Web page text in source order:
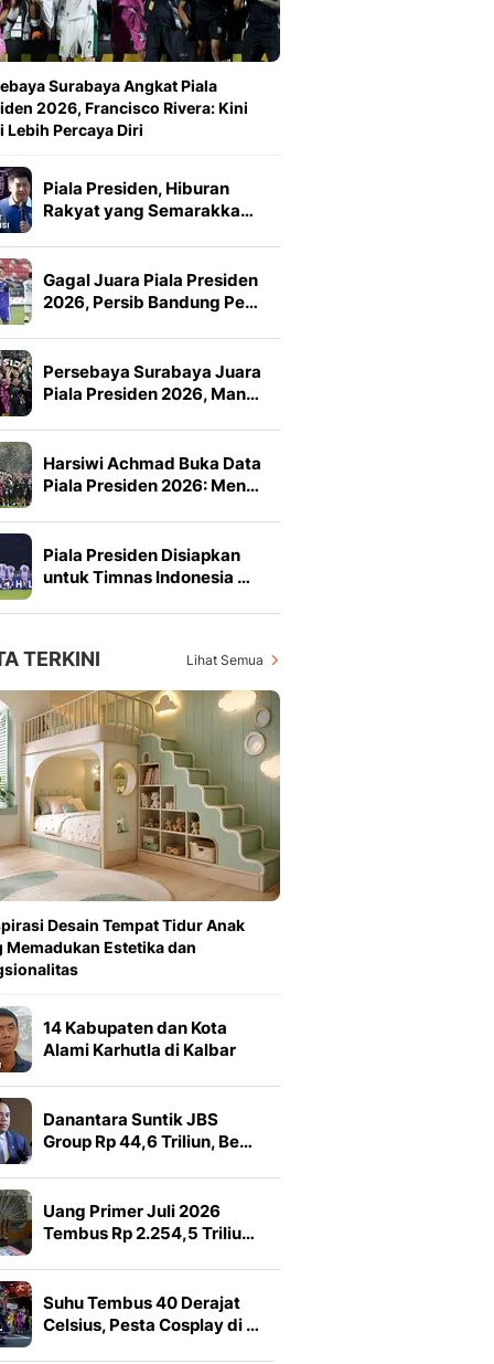
Surabaya Angkat Piala
2026, Francisco Rivera: Kini
Lebih Percaya Diri
Piala Presiden, Hiburan
Rakyat yang Semarakka…
Gagal Juara Piala Presiden
2026, Persib Bandung Pe…
Persebaya Surabaya Juara
Piala Presiden 2026, Man…
Harsiwi Achmad Buka Data
Piala Presiden 2026: Men…
Piala Presiden Disiapkan
untuk Timnas Indonesia …
TERKINI Lihat Semua
Desain Tempat Tidur Anak
Memadukan Estetika dan
14 Kabupaten dan Kota
Alami Karhutla di Kalbar
Danantara Suntik JBS
Group Rp 44,6 Triliun, Be…
Uang Primer Juli 2026
Tembus Rp 2.254,5 Triliu…
Suhu Tembus 40 Derajat
Celsius, Pesta Cosplay di …